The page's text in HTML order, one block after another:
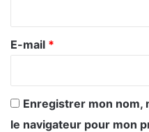
e
E-mail *
Enregistrer mon nom,
le navigateur pour mon